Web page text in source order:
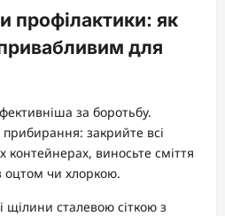
профілактики: як
для
за боротьбу.
закрийте всі
контейнерах, виносьте сміття
оцтом чи хлоркою.
щілини сталевою сіткою з